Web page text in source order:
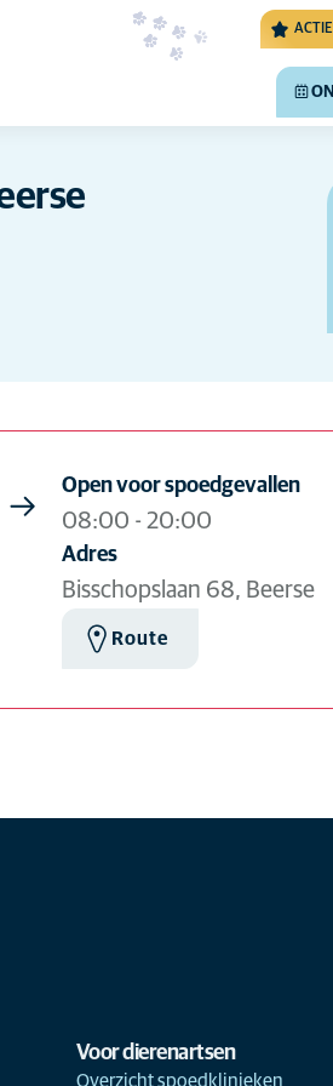
Open voor spoedgevallen
08:00 - 20:00
Adres
Bisschopslaan 68, Beerse
Route
Voor dierenartsen
Overzicht spoedklinieken